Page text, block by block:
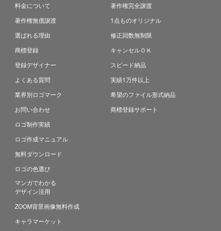
料金について
著作権無償譲渡
選ばれる理由
商標登録
登録デザイナー
よくある質問
業界別ロゴマーク
お問い合わせ
ロゴ制作実績
ロゴ作成マニュアル
無料ダウンロード
ロゴの色選び
マンガでわかる
デザイン活用
ZOOM背景画像無料作成
キャラマーケット
著作権完全譲渡
1点ものオリジナル
修正回数無制限
キャンセルＯＫ
スピード納品
実績1万件以上
希望のファイル形式納品
商標登録サポート